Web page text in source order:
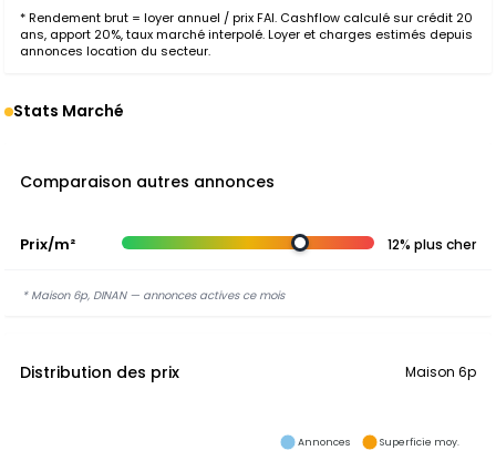
* Rendement brut = loyer annuel / prix FAI. Cashflow calculé sur crédit 20
ans, apport 20%, taux marché interpolé. Loyer et charges estimés depuis
annonces location du secteur.
Stats Marché
Comparaison autres annonces
Prix/m² 12% plus cher
* Maison 6p, DINAN — annonces actives ce mois
Distribution des prix Maison 6p
Annonces Superficie moy.